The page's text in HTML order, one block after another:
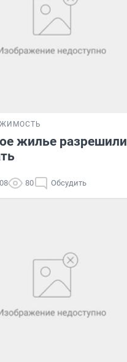
жилье разрешили
80 Обсудить